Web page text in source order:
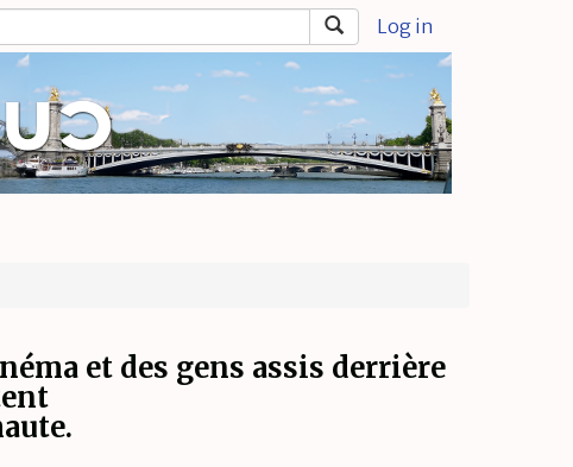
Log in
et des gens assis derrière